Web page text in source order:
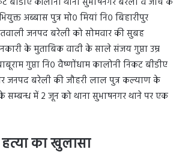
अब्बास पुत्र मो० मियां नि० बिहारीपुर
जनपद बरेली को सोमवार की सुबह
के मुताबिक वादी के साले संजय गुप्ता उम्र
गुप्ता नि० वैष्णोंधाम कालोनी निकट बीडीए
जनपद बरेली की जौहरी लाल पुत्र कल्याण के
सम्बन्ध में 2 जून को थाना सुभाषनगर थाने पर एक
का खुलासा